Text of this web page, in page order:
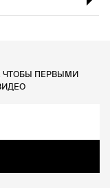
ЧТОБЫ ПЕРВЫМИ